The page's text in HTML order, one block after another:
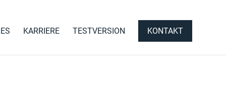
KARRIERE TESTVERSION KONTAKT